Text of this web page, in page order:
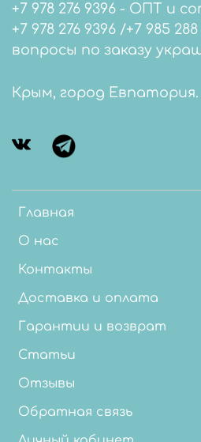
Главная
О нас
Контакты
Доставка и оплата
Гарантии и возврат
Статьи
Отзывы
Обратная связь
+7 978 276 9396 - ОПТ и
+7 978 276 9396 /+7 985 288 6338
вопросы по заказу
Крым, город Евпатория.